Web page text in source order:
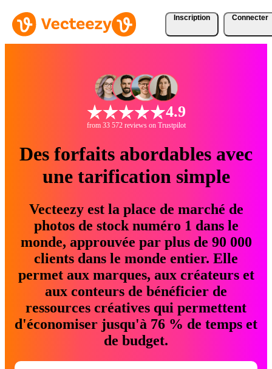
Inscription Connecter
4.9
from 33 572 reviews on Trustpilot
Des forfaits abordables avec
une tarification simple
Vecteezy est la place de marché de
photos de stock numéro 1 dans le
monde, approuvée par plus de 90 000
clients dans le monde entier. Elle
permet aux marques, aux créateurs et
aux conteurs de bénéficier de
ressources créatives qui permettent
d'économiser jusqu'à 76 % de temps et
de budget.